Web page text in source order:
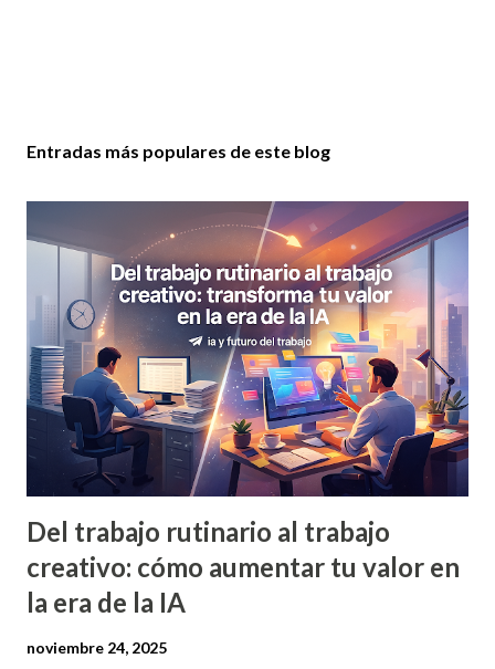
Entradas más populares de este blog
Del trabajo rutinario al trabajo
creativo: cómo aumentar tu valor en
la era de la IA
noviembre 24, 2025